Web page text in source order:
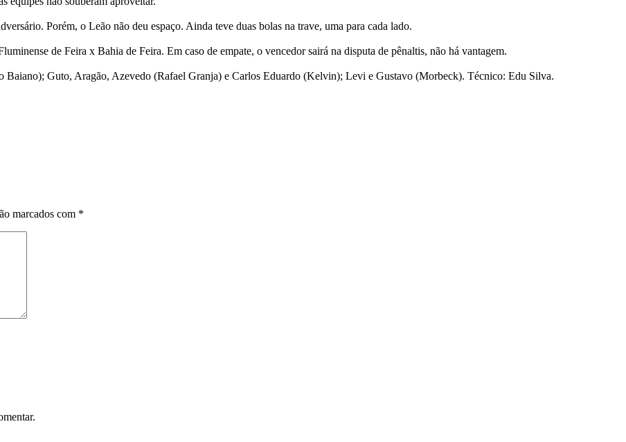
Porém, o Leão não deu espaço. Ainda teve duas bolas na trave, uma para cada lado.
de Feira x Bahia de Feira. Em caso de empate, o vencedor sairá na disputa de pênaltis, não há vantagem.
Guto, Aragão, Azevedo (Rafael Granja) e Carlos Eduardo (Kelvin); Levi e Gustavo (Morbeck). Técnico: Edu Silva.
marcados com *